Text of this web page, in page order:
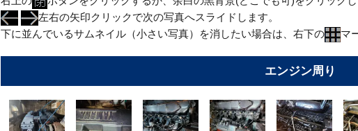
左右の矢印クリックで次の写真へスライドします。
下に並んでいるサムネイル（小さい写真）を消したい場合は、右下の
マ
エンジン周り